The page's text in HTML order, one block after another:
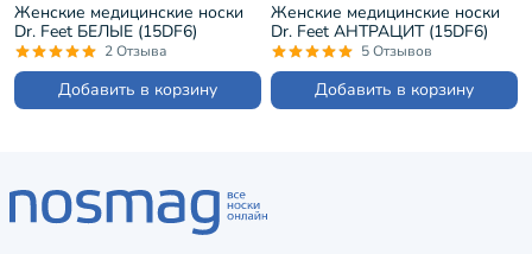
Женские медицинские носки
Dr. Feet БЕЛЫЕ (15DF6)
2 Отзыва
Добавить в корзину
Женские медицинские носки
Dr. Feet АНТРАЦИТ (15DF6)
5 Отзывов
Добавить в корзину